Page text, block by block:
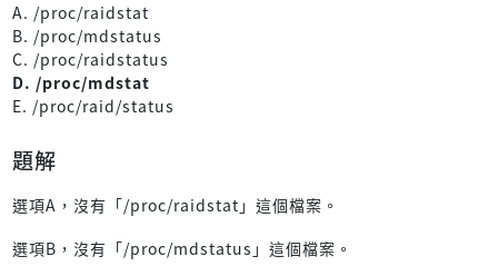
A. /proc/raidstat
B. /proc/mdstatus
C. /proc/raidstatus
D. /proc/mdstat
E. /proc/raid/status
題解
選項A，沒有「/proc/raidstat」這個檔案。
選項B，沒有「/proc/mdstatus」這個檔案。